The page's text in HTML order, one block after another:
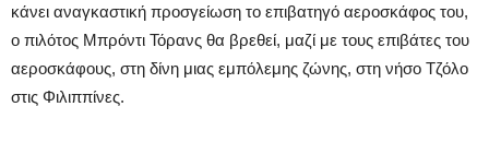
κάνει αναγκαστική προσγείωση το επιβατηγό αεροσκάφος του,
ο πιλότος Μπρόντι Τόρανς θα βρεθεί, μαζί με τους επιβάτες του
αεροσκάφους, στη δίνη μιας εμπόλεμης ζώνης, στη νήσο Τζόλο
στις Φιλιππίνες.